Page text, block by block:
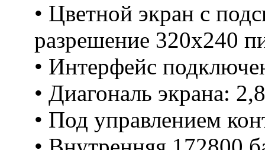
• Цветной экран с
разрешение 320х240
• Интерфейс
• Диагональ экрана:
• Под управлением